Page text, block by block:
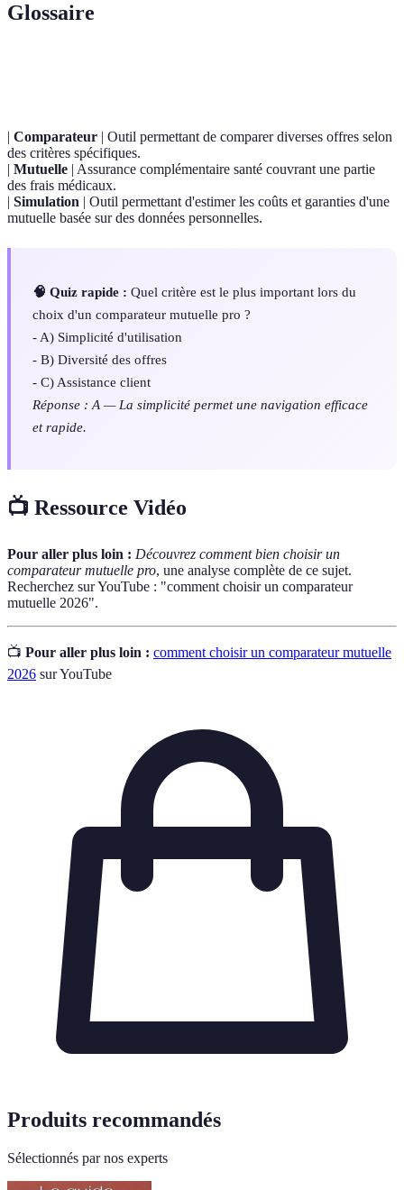
Glossaire
| Comparateur | Outil permettant de comparer diverses offres selon
des critères spécifiques.
| Mutuelle | Assurance complémentaire santé couvrant une partie
des frais médicaux.
| Simulation | Outil permettant d'estimer les coûts et garanties d'une
mutuelle basée sur des données personnelles.
🧠 Quiz rapide : Quel critère est le plus important lors du
choix d'un comparateur mutuelle pro ?
- A) Simplicité d'utilisation
- B) Diversité des offres
- C) Assistance client
Réponse : A — La simplicité permet une navigation efficace
et rapide.
📺 Ressource Vidéo
Pour aller plus loin : Découvrez comment bien choisir un
comparateur mutuelle pro, une analyse complète de ce sujet.
Recherchez sur YouTube : "comment choisir un comparateur
mutuelle 2026".
📺 Pour aller plus loin : comment choisir un comparateur mutuelle
2026 sur YouTube
Produits recommandés
Sélectionnés par nos experts